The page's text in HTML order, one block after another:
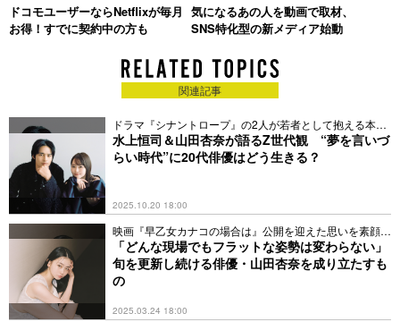
ドコモユーザーならNetflixが毎月
お得！すでに契約中の方も
気になるあの人を動画で取材、
SNS特化型の新メディア始動
関連記事
ドラマ『シナントロープ』の2人が若者として抱える本音
とは
水上恒司＆山田杏奈が語るZ世代観 “夢を言いづ
らい時代”に20代俳優はどう生きる？
2025.10.20 18:00
映画『早乙女カナコの場合は』公開を迎えた思いを素顔で
語る
「どんな現場でもフラットな姿勢は変わらない」
旬を更新し続ける俳優・山田杏奈を成り立たすも
の
2025.03.24 18:00